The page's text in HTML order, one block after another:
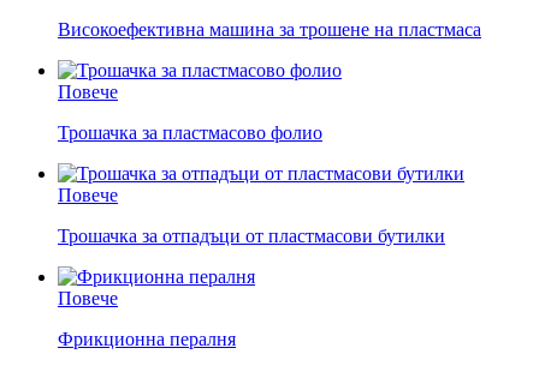
Високоефективна машина за трошене на пластмаса
Повече
Трошачка за пластмасово фолио
Повече
Трошачка за отпадъци от пластмасови бутилки
Повече
Фрикционна пералня